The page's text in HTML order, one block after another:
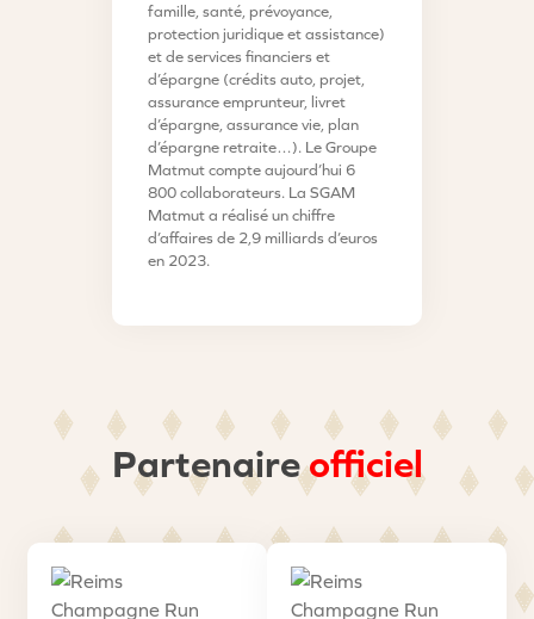
famille, santé, prévoyance,
protection juridique et assistance)
et de services financiers et
d’épargne (crédits auto, projet,
assurance emprunteur, livret
d’épargne, assurance vie, plan
d’épargne retraite…). Le Groupe
Matmut compte aujourd’hui 6
800 collaborateurs. La SGAM
Matmut a réalisé un chiffre
d’affaires de 2,9 milliards d’euros
en 2023.
Partenaireofficiel